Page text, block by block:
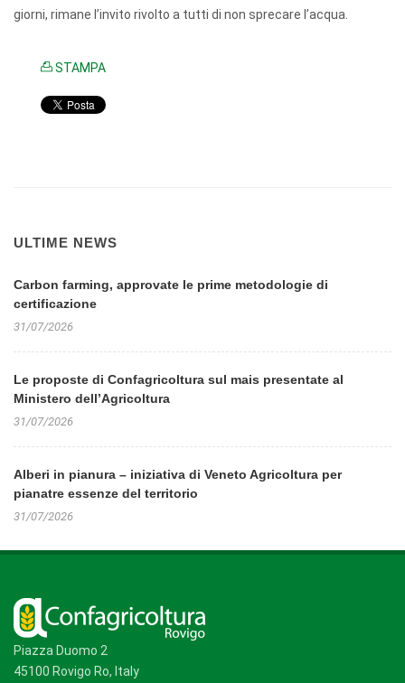
giorni, rimane l’invito rivolto a tutti di non sprecare l’acqua.
STAMPA
ULTIME NEWS
Carbon farming, approvate le prime metodologie di
certificazione
31/07/2026
Le proposte di Confagricoltura sul mais presentate al
Ministero dell’Agricoltura
31/07/2026
Alberi in pianura – iniziativa di Veneto Agricoltura per
pianatre essenze del territorio
31/07/2026
Piazza Duomo 2
45100 Rovigo Ro, Italy